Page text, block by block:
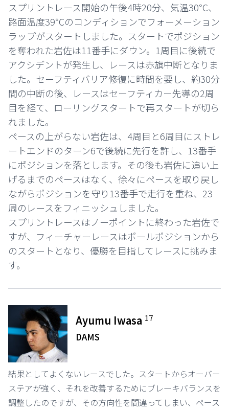
スプリントレース開始の午後4時20分、気温30℃、
路面温度39℃のコンディションでフォーメーション
ラップがスタートしました。スタートでポジション
を奪われた岩佐は11番手にダウン。1周目に後続で
アクシデントが発生し、レースは赤旗中断となりま
した。セーフティバリア修復に時間を要し、約30分
間の中断の後、レースはセーフティカー先導の2周
目を経て、ローリングスタートで再スタートが切ら
れました。
ペースの上がらない岩佐は、4周目と6周目にストレ
ートエンドのターン6で後続に先行を許し、13番手
にポジションを落とします。その後も岩佐に追い上
げるまでのペースはなく、徐々にペースを取り戻し
ながらポジションを守り13番手で走行を重ね、23
周のレースをフィニッシュしました。
スプリントレースはノーポイントに終わった岩佐で
すが、フィーチャーレースはポールポジションから
のスタートとなり、優勝を目指してレースに挑みま
す。
Ayumu Iwasa 17
DAMS
結果としてよくないレースでした。スタートからオーバー
ステアが強く、それを改善するためにブレーキバランスを
調整したのですが、その方向性を間違ってしまい、ペース